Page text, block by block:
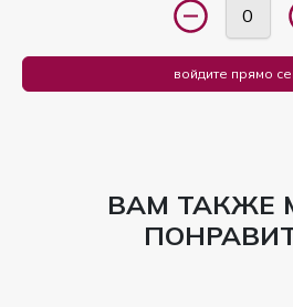
войдите прямо
ВАМ ТАКЖЕ